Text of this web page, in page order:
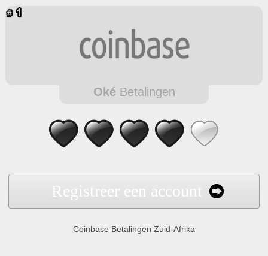
Oké Betalingen
Registreer een account
Coinbase Betalingen Zuid-Afrika